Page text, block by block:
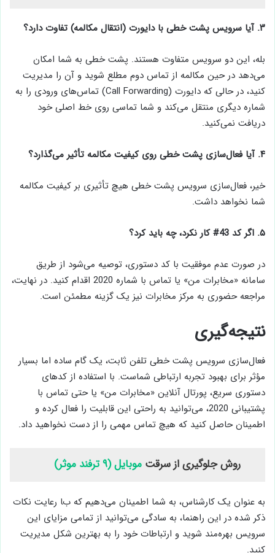
۳. آیا سرویس پشت خطی با دایورت (انتقال مکالمه) تفاوت دارد؟
بله، این دو سرویس متفاوت هستند. پشت خطی به شما امکان
می‌دهد در حین مکالمه از تماس دوم مطلع شوید و آن را مدیریت
کنید، در حالی که دایورت (Call Forwarding) تماس‌های ورودی را به
شماره دیگری منتقل می‌کند و شما تماسی روی خط اصلی خود
دریافت نمی‌کنید.
۴. آیا فعال‌سازی پشت خطی روی کیفیت مکالمه تأثیر می‌گذارد؟
خیر، فعال‌سازی سرویس پشت خطی هیچ تأثیری بر کیفیت مکالمه
شما نخواهد داشت.
۵. اگر کد 43# کار نکرد، چه باید کرد؟
در صورت عدم موفقیت با کد دستوری، توصیه می‌شود از طریق
سامانه «مخابرات من» یا تماس با شماره 2020 اقدام کنید. در نهایت،
مراجعه حضوری به مرکز مخابرات نیز یک گزینه مطمئن است.
نتیجه‌گیری
فعال‌سازی سرویس پشت خطی تلفن ثابت، یک گام ساده اما بسیار
مؤثر برای بهبود تجربه ارتباطی شماست. با استفاده از کدهای
دستوری سریع، پورتال آنلاین «مخابرات من» یا حتی تماس با
پشتیبانی 2020، می‌توانید به راحتی این قابلیت را فعال کرده و
اطمینان حاصل کنید که هیچ تماس مهمی را از دست نخواهید داد.
روش جلوگیری از سرقت موبایل (۹ ترفند موثر)
به عنوان یک کارشناس، به شما اطمینان می‌دهیم که با رعایت نکات
ذکر شده در این راهنما، به سادگی می‌توانید از تمامی مزایای این
سرویس بهره‌مند شوید و ارتباطات خود را به بهترین شکل مدیریت
کنید.